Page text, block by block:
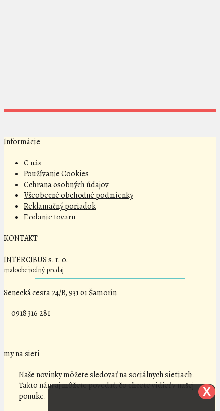
Informácie
O nás
Používanie Cookies
Ochrana osobných údajov
Všeobecné obchodné podmienky
Reklamačný poriadok
Dodanie tovaru
KONTAKT
INTERCIBUS s. r. o.
maloobchodný predaj
Senecká cesta 24/B, 931 01 Šamorín
0918 316 281
my na sieti
Naše novinky môžete sledovať na sociálnych sietiach.
Takto nám aj môžete povedať, čo chcete vidieť v našej
ponuke.
X